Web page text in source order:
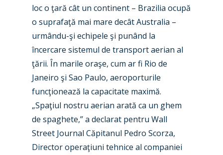
loc o ţară cât un continent – Brazilia ocupă
o suprafaţă mai mare decât Australia –
urmându-şi echipele şi punând la
încercare sistemul de transport aerian al
ţării. În marile oraşe, cum ar fi Rio de
Janeiro şi Sao Paulo, aeroporturile
funcţionează la capacitate maximă.
„Spaţiul nostru aerian arată ca un ghem
de spaghete,” a declarat pentru Wall
Street Journal Căpitanul Pedro Scorza,
Director operaţiuni tehnice al companiei